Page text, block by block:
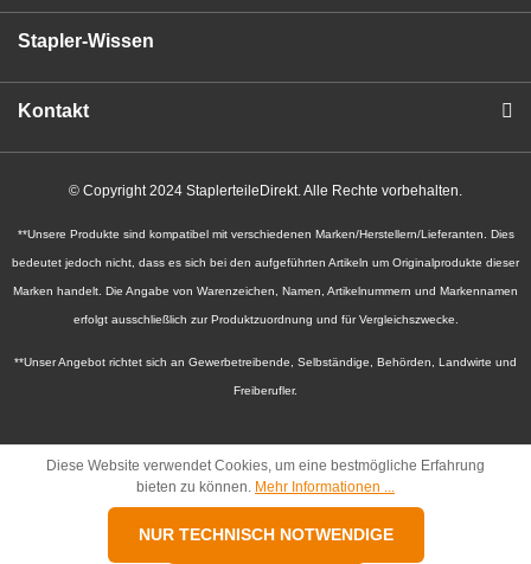
Stapler-Wissen
Kontakt
© Copyright 2024 StaplerteileDirekt. Alle Rechte vorbehalten.
**Unsere Produkte sind kompatibel mit verschiedenen Marken/Herstellern/Lieferanten. Dies
bedeutet jedoch nicht, dass es sich bei den aufgeführten Artikeln um Originalprodukte dieser
Marken handelt. Die Angabe von Warenzeichen, Namen, Artikelnummern und Markennamen
erfolgt ausschließlich zur Produktzuordnung und für Vergleichszwecke.
**Unser Angebot richtet sich an Gewerbetreibende, Selbständige, Behörden, Landwirte und
Freiberufler.
Diese Website verwendet Cookies, um eine bestmögliche Erfahrung
bieten zu können. Mehr Informationen ...
NUR TECHNISCH NOTWENDIGE